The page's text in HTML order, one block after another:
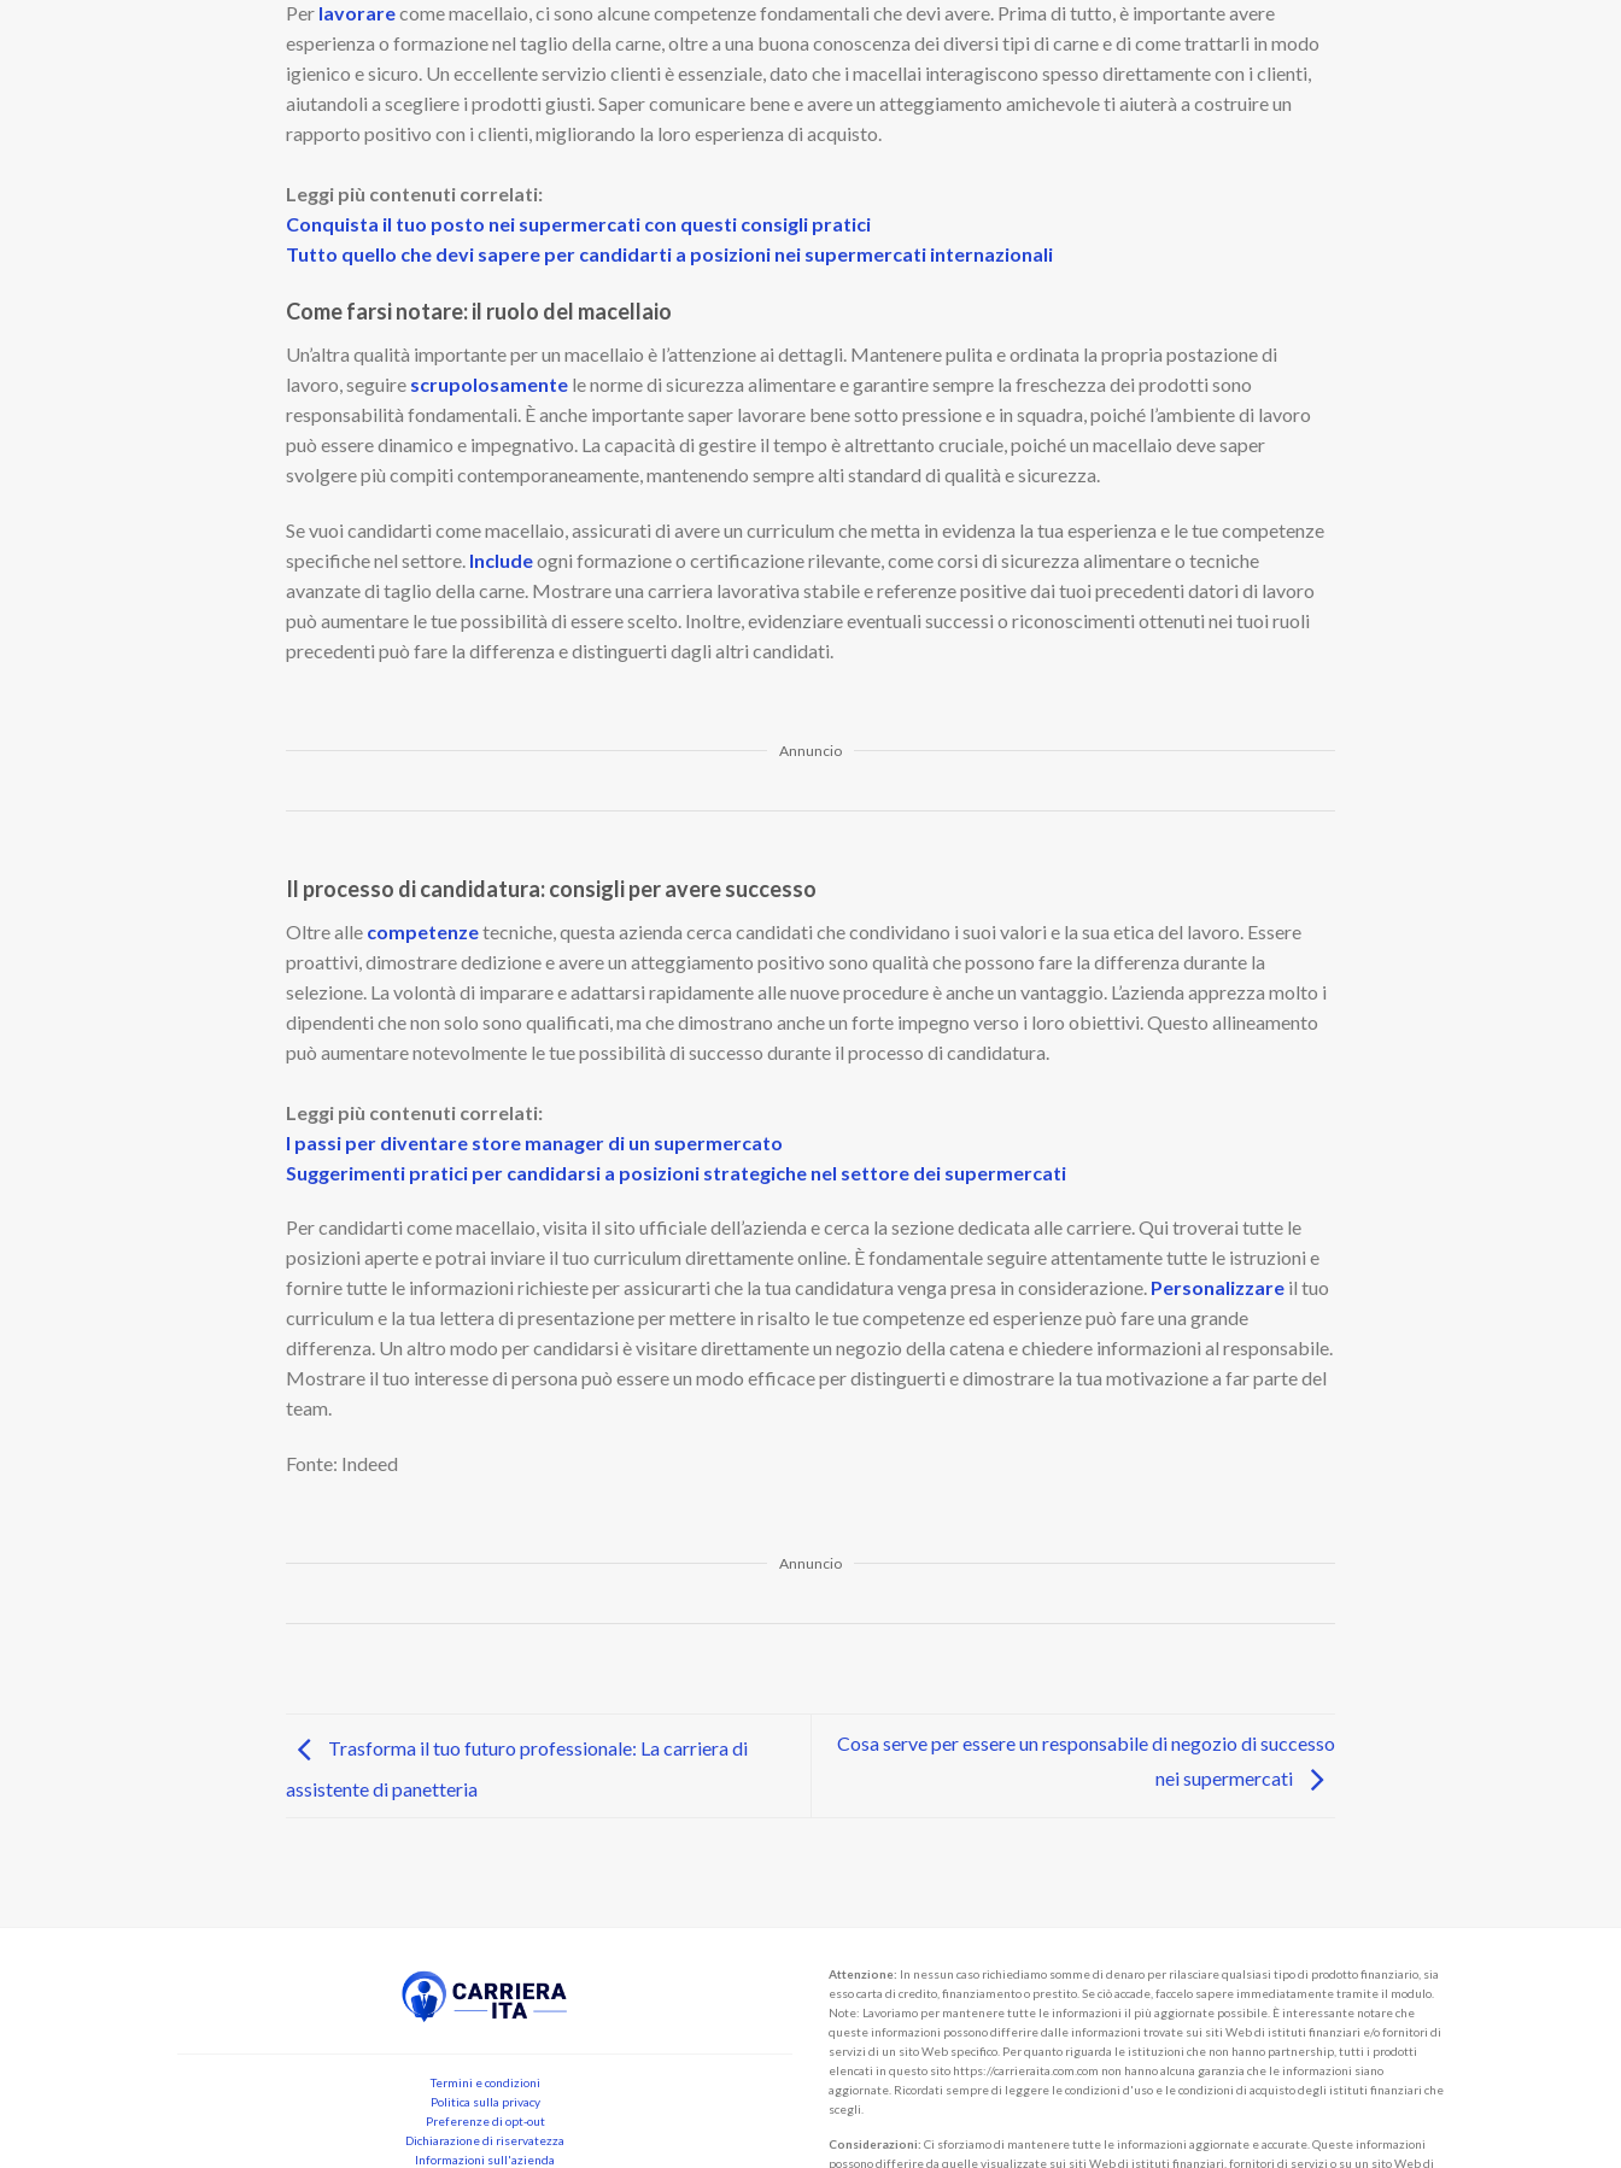
Per lavorarecome macellaio, ci sono alcune competenze fondamentali che devi avere. Prima di tutto, è importante avere
esperienza o formazione nel taglio della carne, oltre a una buona conoscenza dei diversi tipi di carne e di come trattarli in modo
igienico e sicuro. Un eccellente servizio clienti è essenziale, dato che i macellai interagiscono spesso direttamente con i clienti,
aiutandoli a scegliere i prodotti giusti. Saper comunicare bene e avere un atteggiamento amichevole ti aiuterà a costruire un
rapporto positivo con i clienti, migliorando la loro esperienza di acquisto.
Leggi più contenuti correlati:
Conquista il tuo posto nei supermercati con questi consigli pratici
Tutto quello che devi sapere per candidarti a posizioni nei supermercati internazionali
Come farsi notare: il ruolo del macellaio
Un’altra qualità importante per un macellaio è l’attenzione ai dettagli. Mantenere pulita e ordinata la propria postazione di
lavoro, seguire scrupolosamente le norme di sicurezza alimentare e garantire sempre la freschezza dei prodotti sono
responsabilità fondamentali. È anche importante saper lavorare bene sotto pressione e in squadra, poiché l’ambiente di lavoro
può essere dinamico e impegnativo. La capacità di gestire il tempo è altrettanto cruciale, poiché un macellaio deve saper
svolgere più compiti contemporaneamente, mantenendo sempre alti standard di qualità e sicurezza.
Se vuoi candidarti come macellaio, assicurati di avere un curriculum che metta in evidenza la tua esperienza e le tue competenze
specifiche nel settore. Includeogni formazione o certificazione rilevante, come corsi di sicurezza alimentare o tecniche
avanzate di taglio della carne. Mostrare una carriera lavorativa stabile e referenze positive dai tuoi precedenti datori di lavoro
può aumentare le tue possibilità di essere scelto. Inoltre, evidenziare eventuali successi o riconoscimenti ottenuti nei tuoi ruoli
precedenti può fare la differenza e distinguerti dagli altri candidati.
Annuncio
Il processo di candidatura: consigli per avere successo
Oltre alle competenzetecniche, questa azienda cerca candidati che condividano i suoi valori e la sua etica del lavoro. Essere
proattivi, dimostrare dedizione e avere un atteggiamento positivo sono qualità che possono fare la differenza durante la
selezione. La volontà di imparare e adattarsi rapidamente alle nuove procedure è anche un vantaggio. L’azienda apprezza molto i
dipendenti che non solo sono qualificati, ma che dimostrano anche un forte impegno verso i loro obiettivi. Questo allineamento
può aumentare notevolmente le tue possibilità di successo durante il processo di candidatura.
Leggi più contenuti correlati:
I passi per diventare store manager di un supermercato
Suggerimenti pratici per candidarsi a posizioni strategiche nel settore dei supermercati
Per candidarti come macellaio, visita il sito ufficiale dell’azienda e cerca la sezione dedicata alle carriere. Qui troverai tutte le
posizioni aperte e potrai inviare il tuo curriculum direttamente online. È fondamentale seguire attentamente tutte le istruzioni e
fornire tutte le informazioni richieste per assicurarti che la tua candidatura venga presa in considerazione. Personalizzare il tuo
curriculum e la tua lettera di presentazione per mettere in risalto le tue competenze ed esperienze può fare una grande
differenza. Un altro modo per candidarsi è visitare direttamente un negozio della catena e chiedere informazioni al responsabile.
Mostrare il tuo interesse di persona può essere un modo efficace per distinguerti e dimostrare la tua motivazione a far parte del
team.
Fonte: Indeed
Annuncio
Trasforma il tuo futuro professionale: La carriera di
assistente di panetteria
Cosa serve per essere un responsabile di negozio di successo
nei supermercati
Termini e condizioni
Politica sulla privacy
Preferenze di opt-out
Dichiarazione di riservatezza
Informazioni sull'azienda
Attenzione: In nessun caso richiediamo somme di denaro per rilasciare qualsiasi tipo di prodotto finanziario, sia
esso carta di credito, finanziamento o prestito. Se ciò accade, faccelo sapere immediatamente tramite il modulo.
Note: Lavoriamo per mantenere tutte le informazioni il più aggiornate possibile. È interessante notare che
queste informazioni possono differire dalle informazioni trovate sui siti Web di istituti finanziari e/o fornitori di
servizi di un sito Web specifico. Per quanto riguarda le istituzioni che non hanno partnership, tutti i prodotti
elencati in questo sito https://carrieraita.com.com non hanno alcuna garanzia che le informazioni siano
aggiornate. Ricordati sempre di leggere le condizioni d'uso e le condizioni di acquisto degli istituti finanziari che
scegli.
Considerazioni: Ci sforziamo di mantenere tutte le informazioni aggiornate e accurate. Queste informazioni
possono differire da quelle visualizzate sui siti Web di istituti finanziari, fornitori di servizi o su un sito Web di